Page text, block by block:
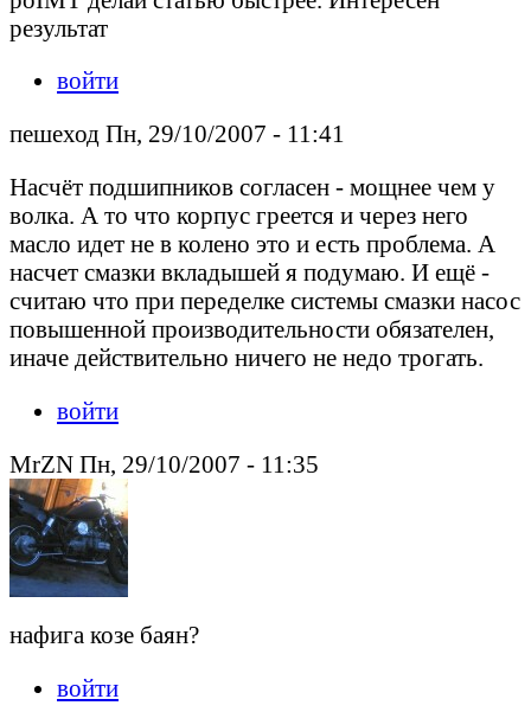
результат
войти
пешеход Пн, 29/10/2007 - 11:41
Насчёт подшипников согласен - мощнее чем у
волка. А то что корпус греется и через него
масло идет не в колено это и есть проблема. А
насчет смазки вкладышей я подумаю. И ещё -
считаю что при переделке системы смазки насос
повышенной производительности обязателен,
иначе действительно ничего не недо трогать.
войти
MrZN Пн, 29/10/2007 - 11:35
нафига козе баян?
войти